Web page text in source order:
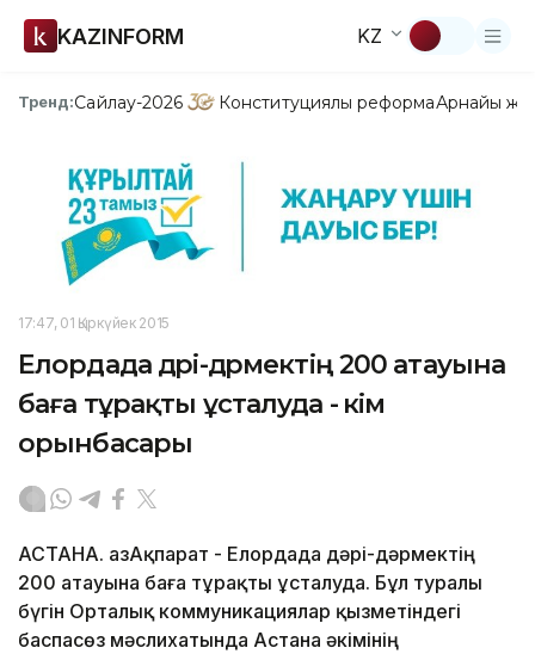
KAZINFORM KZ
Тренд:Сайлау-2026 Конституциялық реформаАрнайы
17:47, 01 Қыркүйек 2015
Елордада дәрі-дәрмектің 200 атауына
баға тұрақты ұсталуда - әкім
орынбасары
АСТАНА. ҚазАқпарат - Елордада дәрі-дәрмектің
200 атауына баға тұрақты ұсталуда. Бұл туралы
бүгін Орталық коммуникациялар қызметіндегі
баспасөз мәслихатында Астана әкімінің